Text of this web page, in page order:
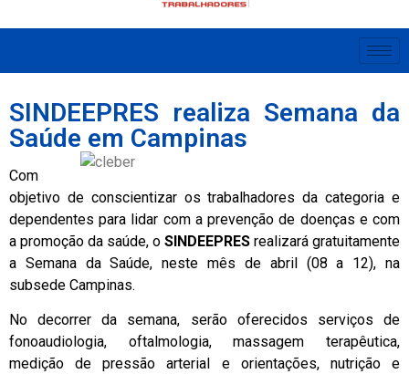
SINDEEPRES realiza Semana da
Saúde em Campinas
Com
objetivo de conscientizar os trabalhadores da categoria e
dependentes para lidar com a prevenção de doenças e com
a promoção da saúde, o SINDEEPRES realizará gratuitamente
a Semana da Saúde, neste mês de abril (08 a 12), na
subsede Campinas.
No decorrer da semana, serão oferecidos serviços de
fonoaudiologia, oftalmologia, massagem terapêutica,
medição de pressão arterial e orientações, nutrição e